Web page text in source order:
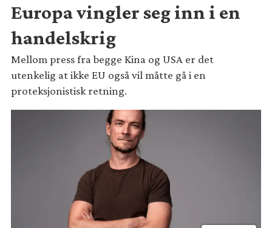
Europa vingler seg inn i en
handelskrig
Mellom press fra begge Kina og USA er det
utenkelig at ikke EU også vil måtte gå i en
proteksjonistisk retning.